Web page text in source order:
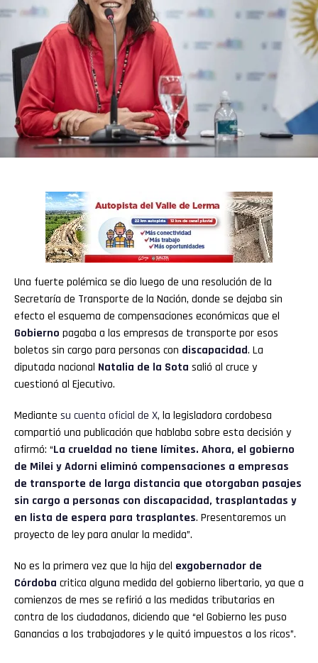
Una fuerte polémica se dio luego de una resolución de la
Secretaría de Transporte de la Nación, donde se dejaba sin
efecto el esquema de compensaciones económicas que el
Gobierno pagaba a las empresas de transporte por esos
boletos sin cargo para personas con discapacidad. La
diputada nacional Natalia de la Sota salió al cruce y
cuestionó al Ejecutivo.
Mediante su cuenta oficial de X, la legisladora cordobesa
compartió una publicación que hablaba sobre esta decisión y
afirmó: “La crueldad no tiene límites. Ahora, el gobierno
de Milei y Adorni eliminó compensaciones a empresas
de transporte de larga distancia que otorgaban pasajes
sin cargo a personas con discapacidad, trasplantadas y
en lista de espera para trasplantes. Presentaremos un
proyecto de ley para anular la medida”.
No es la primera vez que la hija del exgobernador de
Córdoba critica alguna medida del gobierno libertario, ya que a
comienzos de mes se refirió a las medidas tributarias en
contra de los ciudadanos, diciendo que “el Gobierno les puso
Ganancias a los trabajadores y le quitó impuestos a los ricos”.